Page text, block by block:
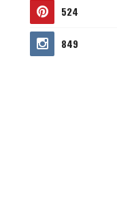
524
849